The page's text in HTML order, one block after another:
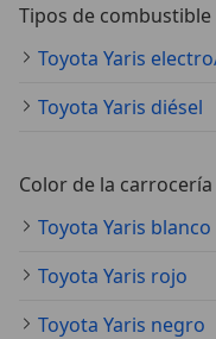
Tipos de combustible
Toyota Yaris diésel
Color de la carrocería
Toyota Yaris blanco
Toyota Yaris rojo
Toyota Yaris negro